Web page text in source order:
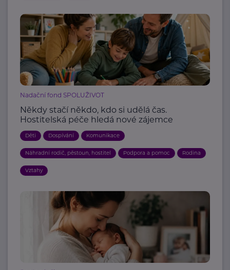
Nadační fond SPOLUŽIVOT
Někdy stačí někdo, kdo si udělá čas.
Hostitelská péče hledá nové zájemce
Děti Dospívání Komunikace
Náhradní rodič, pěstoun, hostitel Podpora a pomoc Rodina
Vztahy